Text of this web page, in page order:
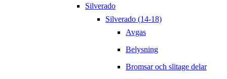
Silverado
Silverado (14-18)
Avgas
Belysning
Bromsar och slitage delar